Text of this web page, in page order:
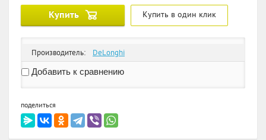
Купить Купить в один клик
Производитель:
DeLonghi
Добавить к сравнению
поделиться